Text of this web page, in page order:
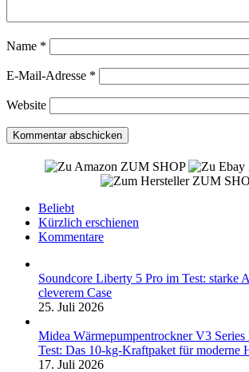
Name *
E-Mail-Adresse *
Website
ZUM SHOP
ZUM
Beliebt
Kürzlich erschienen
Kommentare
Soundcore Liberty 5 Pro im Test: starke
cleverem Case
25. Juli 2026
Midea Wärmepumpentrockner V3
Test: Das 10-kg-Kraftpaket für moderne
17. Juli 2026